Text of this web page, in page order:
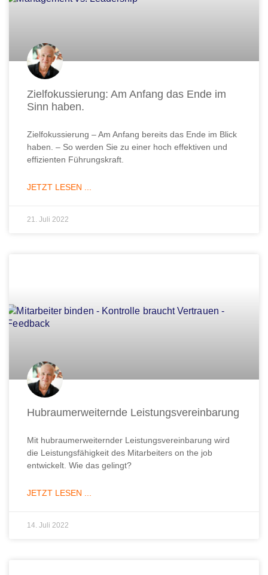
Zielfokussierung: Am Anfang das Ende im
Sinn haben.
Zielfokussierung – Am Anfang bereits das Ende im Blick
haben. – So werden Sie zu einer hoch effektiven und
effizienten Führungskraft.
JETZT LESEN ...
21. Juli 2022
Hubraumerweiternde Leistungsvereinbarung
Mit hubraumerweiternder Leistungsvereinbarung wird
die Leistungsfähigkeit des Mitarbeiters on the job
entwickelt. Wie das gelingt?
JETZT LESEN ...
14. Juli 2022